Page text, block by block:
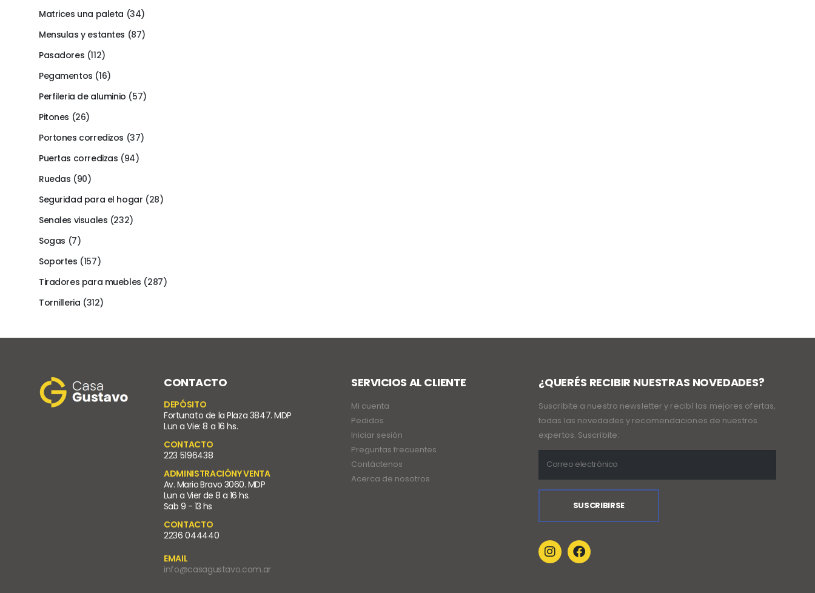
Matrices una paleta (34)
Mensulas y estantes (87)
Pasadores (112)
Pegamentos (16)
Perfileria de aluminio (57)
Pitones (26)
Portones corredizos (37)
Puertas corredizas (94)
Ruedas (90)
Seguridad para el hogar (28)
Senales visuales (232)
Sogas (7)
Soportes (157)
Tiradores para muebles (287)
Tornilleria (312)
CONTACTO
DEPÓSITO
Fortunato de la Plaza 3847. MDP
Lun a Vie: 8 a 16 hs.
CONTACTO
223 5196438
ADMINISTRACIÓNY VENTA
Av. Mario Bravo 3060. MDP
Lun a Vier de 8 a 16 hs.
Sab 9 - 13 hs
CONTACTO
2236 044440
EMAIL
info@casagustavo.com.ar
SERVICIOS AL CLIENTE
Mi cuenta
Pedidos
Iniciar sesión
Preguntas frecuentes
Contáctenos
Acerca de nosotros
¿QUERÉS RECIBIR NUESTRAS NOVEDADES?
Suscribite a nuestro newsletter y recibí las mejores ofertas,
todas las novedades y recomendaciones de nuestros
expertos. Suscribite: